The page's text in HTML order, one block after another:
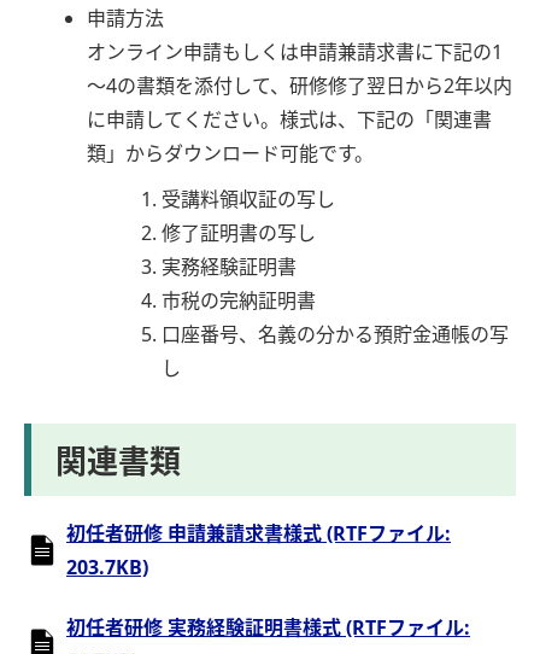
申請方法
オンライン申請もしくは申請兼請求書に下記の1
～4の書類を添付して、研修修了翌日から2年以内
に申請してください。様式は、下記の「関連書
類」からダウンロード可能です。
受講料領収証の写し
修了証明書の写し
実務経験証明書
市税の完納証明書
口座番号、名義の分かる預貯金通帳の写
し
関連書類
初任者研修 申請兼請求書様式 (RTFファイル:
203.7KB)
初任者研修 実務経験証明書様式 (RTFファイル: